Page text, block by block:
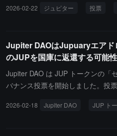
発表し、予見可能な未来に JUP の
ロック に焦点を当てています。具
一に、Jupuary エアドロップを無
をコミュニティのマルチシグ冷蔵
に備えます。現在の時点での使用
情がより適切な時期に、DAO と再
2026-02-22 ジュピター 投票
Jupiter DAOはJupuaryエアド
のJUPを国庫に返還する可能性
Jupiter DAO は JUP トークンの「
バナンス投票を開始しました。投
することでトークンのさらなる希
2026-02-18 Jupiter DAO JUP ト